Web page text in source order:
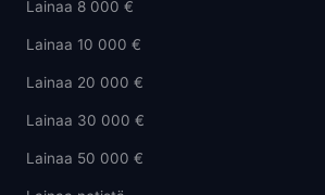
Lainaa 8 000 €
Lainaa 10 000 €
Lainaa 20 000 €
Lainaa 30 000 €
Lainaa 50 000 €